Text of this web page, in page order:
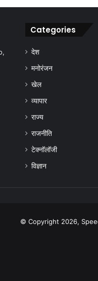
Categories
देश
मनोरंजन
खेल
व्यापार
राज्य
राजनीति
टेक्नॉलॉजी
विज्ञान
© Copyright 2026,